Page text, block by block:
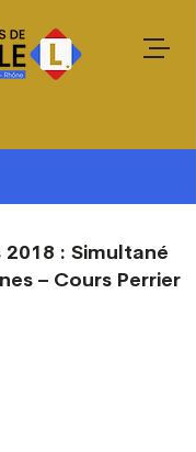
2018 : Simultané
– Cours Perrier